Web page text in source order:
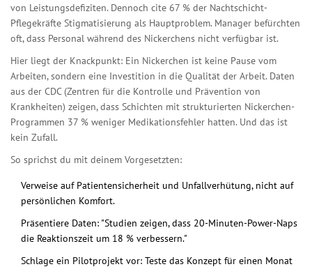
von Leistungsdefiziten. Dennoch cite 67 % der Nachtschicht-
Pflegekräfte Stigmatisierung als Hauptproblem. Manager befürchten
oft, dass Personal während des Nickerchens nicht verfügbar ist.
Hier liegt der Knackpunkt: Ein Nickerchen ist keine Pause vom
Arbeiten, sondern eine Investition in die Qualität der Arbeit. Daten
aus der CDC (Zentren für die Kontrolle und Prävention von
Krankheiten) zeigen, dass Schichten mit strukturierten Nickerchen-
Programmen 37 % weniger Medikationsfehler hatten. Und das ist
kein Zufall.
So sprichst du mit deinem Vorgesetzten:
Verweise auf Patientensicherheit und Unfallverhütung, nicht auf
persönlichen Komfort.
Präsentiere Daten: "Studien zeigen, dass 20-Minuten-Power-Naps
die Reaktionszeit um 18 % verbessern."
Schlage ein Pilotprojekt vor: Teste das Konzept für einen Monat